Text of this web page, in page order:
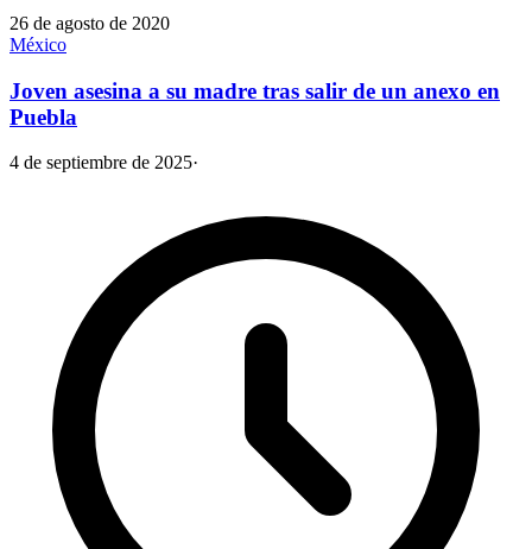
26 de agosto de 2020
México
Joven asesina a su madre tras salir de un anexo en
Puebla
4 de septiembre de 2025·